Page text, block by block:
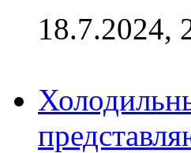
18.7.2024,